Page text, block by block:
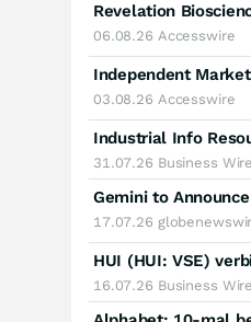
06.08.26 Accesswire
03.08.26 Accesswire
31.07.26 Business
Gemini to
17.07.26
16.07.26 Business